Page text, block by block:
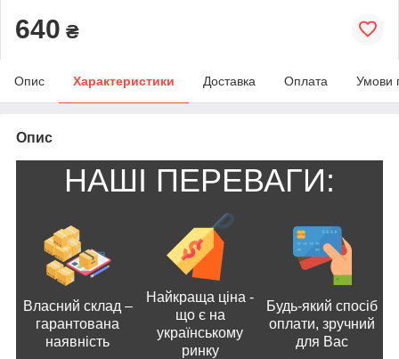
640 ₴
Опис Характеристики Доставка Оплата Умови
Опис
НАШІ ПЕРЕВАГИ:
Власний склад –
гарантована
наявність
Найкраща ціна -
що є на
українському
ринку
Будь-який спосіб
оплати, зручний
для Вас